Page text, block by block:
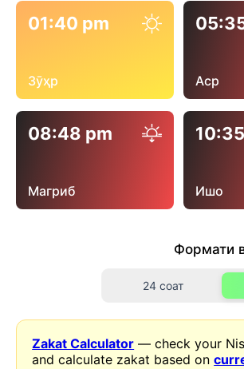
01:40 pm
Зӯҳр Аср
08:48 pm
Магриб Ишо
Формати
24 соат
Zakat Calculator — check your
and calculate zakat based on